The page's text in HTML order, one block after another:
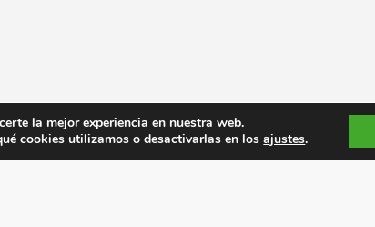
la mejor experiencia en nuestra web.
cookies utilizamos o desactivarlas en losajustes.